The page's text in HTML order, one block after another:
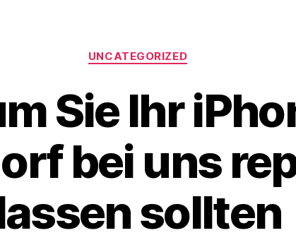
Kategorien
UNCATEGORIZED
Sie Ihr
bei uns
sollten